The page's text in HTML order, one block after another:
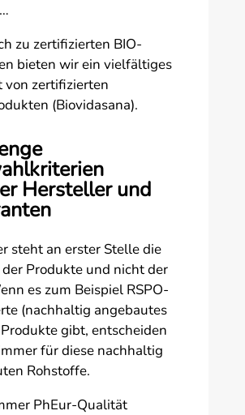
zu zertifizierten BIO-
bieten wir ein vielfältiges
von zertifizierten
(Biovidasana).
Hersteller und
steht an erster Stelle die
Produkte und nicht der
es zum Beispiel RSPO-
(nachhaltig angebautes
gibt, entscheiden
für diese nachhaltig
Rohstoffe.
PhEur-Qualität